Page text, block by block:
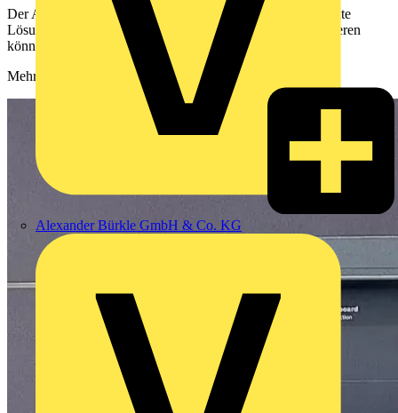
Alexander Bürkle GmbH & Co. KG
Der Ansatz zeigt, wie Elektroinstallateure energietransparente
Lösungen auch bei zeitlich begrenzten Installationen realisieren
können – von der Planung bis zum Betrieb.
Mehr erfahren